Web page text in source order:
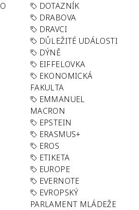
DOTAZNÍK
DRABOVA
DRAVCI
DŮLEŽITÉ UDÁLOSTI
DÝNĚ
EIFFELOVKA
EKONOMICKÁ
FAKULTA
EMMANUEL
MACRON
EPSTEIN
ERASMUS+
EROS
ETIKETA
EUROPE
EVERNOTE
EVROPSKÝ
PARLAMENT MLÁDEŽE